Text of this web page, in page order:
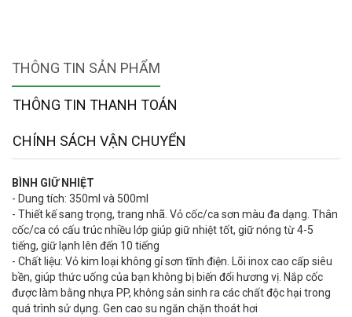
THÔNG TIN SẢN PHẨM
THÔNG TIN THANH TOÁN
CHÍNH SÁCH VẬN CHUYỂN
BÌNH GIỮ NHIỆT
- Dung tích: 350ml và 500ml
- Thiết kế sang trọng, trang nhã. Vỏ cốc/ca sơn màu đa dạng. Thân
cốc/ca có cấu trúc nhiều lớp giúp giữ nhiệt tốt, giữ nóng từ 4-5
tiếng, giữ lạnh lên đến 10 tiếng
- Chất liệu: Vỏ kim loại không gỉ sơn tĩnh điện. Lõi inox cao cấp siêu
bền, giúp thức uống của bạn không bị biến đổi hương vị. Nắp cốc
được làm bằng nhựa PP, không sản sinh ra các chất độc hại trong
quá trình sử dụng. Gen cao su ngăn chặn thoát hơi